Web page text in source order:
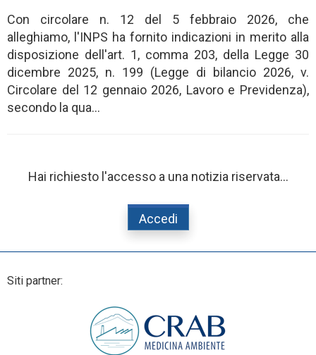
Con circolare n. 12 del 5 febbraio 2026, che
alleghiamo, l'INPS ha fornito indicazioni in merito alla
disposizione dell'art. 1, comma 203, della Legge 30
dicembre 2025, n. 199 (Legge di bilancio 2026, v.
Circolare del 12 gennaio 2026, Lavoro e Previdenza),
secondo la qua...
Hai richiesto l'accesso a una notizia riservata...
Accedi
Siti partner: